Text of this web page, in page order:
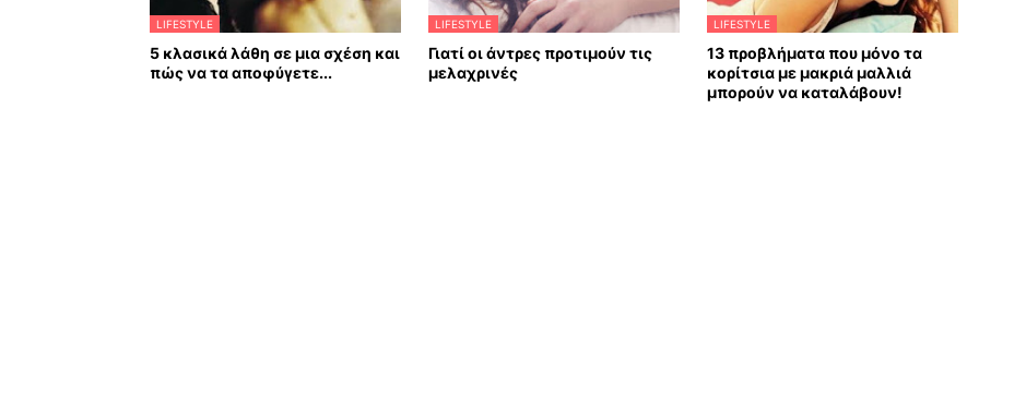
LIFESTYLE
5 κλασικά λάθη σε μια σχέση και
πώς να τα αποφύγετε...
LIFESTYLE
Γιατί οι άντρες προτιμούν τις
μελαχρινές
LIFESTYLE
13 προβλήματα που μόνο τα
κορίτσια με μακριά μαλλιά
μπορούν να καταλάβουν!